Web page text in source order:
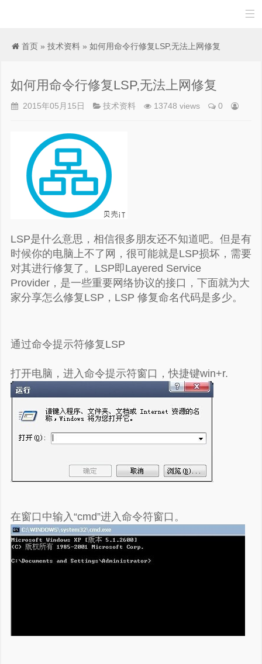

首页 » 技术资料 » 如何用命令行修复LSP,无法上网修复
如何用命令行修复LSP,无法上网修复
2015年05月15日 技术资料 13748 views 0
LSP是什么意思，相信很多朋友还不知道吧。但是有
时候你的电脑上不了网，很可能就是LSP损坏，需要
对其进行修复了。LSP即Layered Service
Provider，是一些重要网络协议的接口，下面就为大
家分享怎么修复LSP，LSP 修复命名代码是多少。
通过命令提示符修复LSP
打开电脑，进入命令提示符窗口，快捷键win+r.
在窗口中输入“cmd”进入命令符窗口。